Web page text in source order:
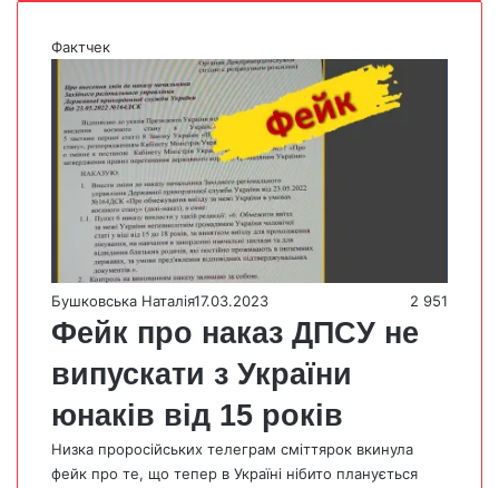
Фактчек
Бушковська Наталія17.03.2023 2 951
Фейк про наказ ДПСУ не
випускати з України
юнаків від 15 років
Низка проросійських телеграм сміттярок вкинула
фейк про те, що тепер в Україні нібито планується